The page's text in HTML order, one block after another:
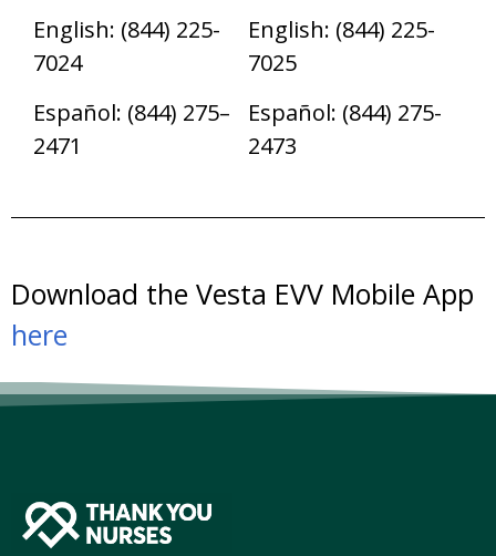
English: (844) 225-
7024
Español: (844) 275–
2471
English: (844) 225-
7025
Español: (844) 275-
2473
Download the Vesta EVV Mobile App
here